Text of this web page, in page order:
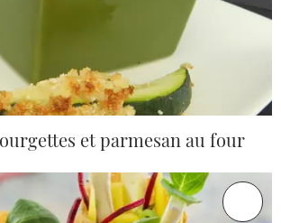
et parmesan au four